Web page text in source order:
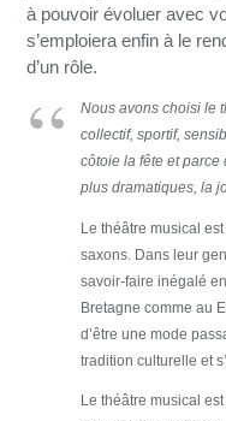
à pouvoir évoluer avec
s’emploiera enfin à le
d’un rôle.
Nous avons choisi le
collectif, sportif,
côtoie la fête et
plus dramatiques, la
Le théâtre musical
saxons. Dans leur
savoir-faire inégalé
Bretagne comme au
d’être une mode
tradition culturelle et
Le théâtre musical